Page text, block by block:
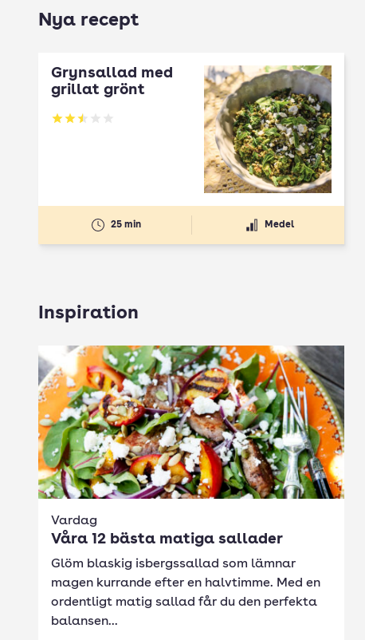
Nya recept
Grynsallad med
grillat grönt
Betyg: 2.5 av 5
25 min Medel
Inspiration
Vardag
Våra 12 bästa matiga sallader
Glöm blaskig isbergssallad som lämnar
magen kurrande efter en halvtimme. Med en
ordentligt matig sallad får du den perfekta
balansen...